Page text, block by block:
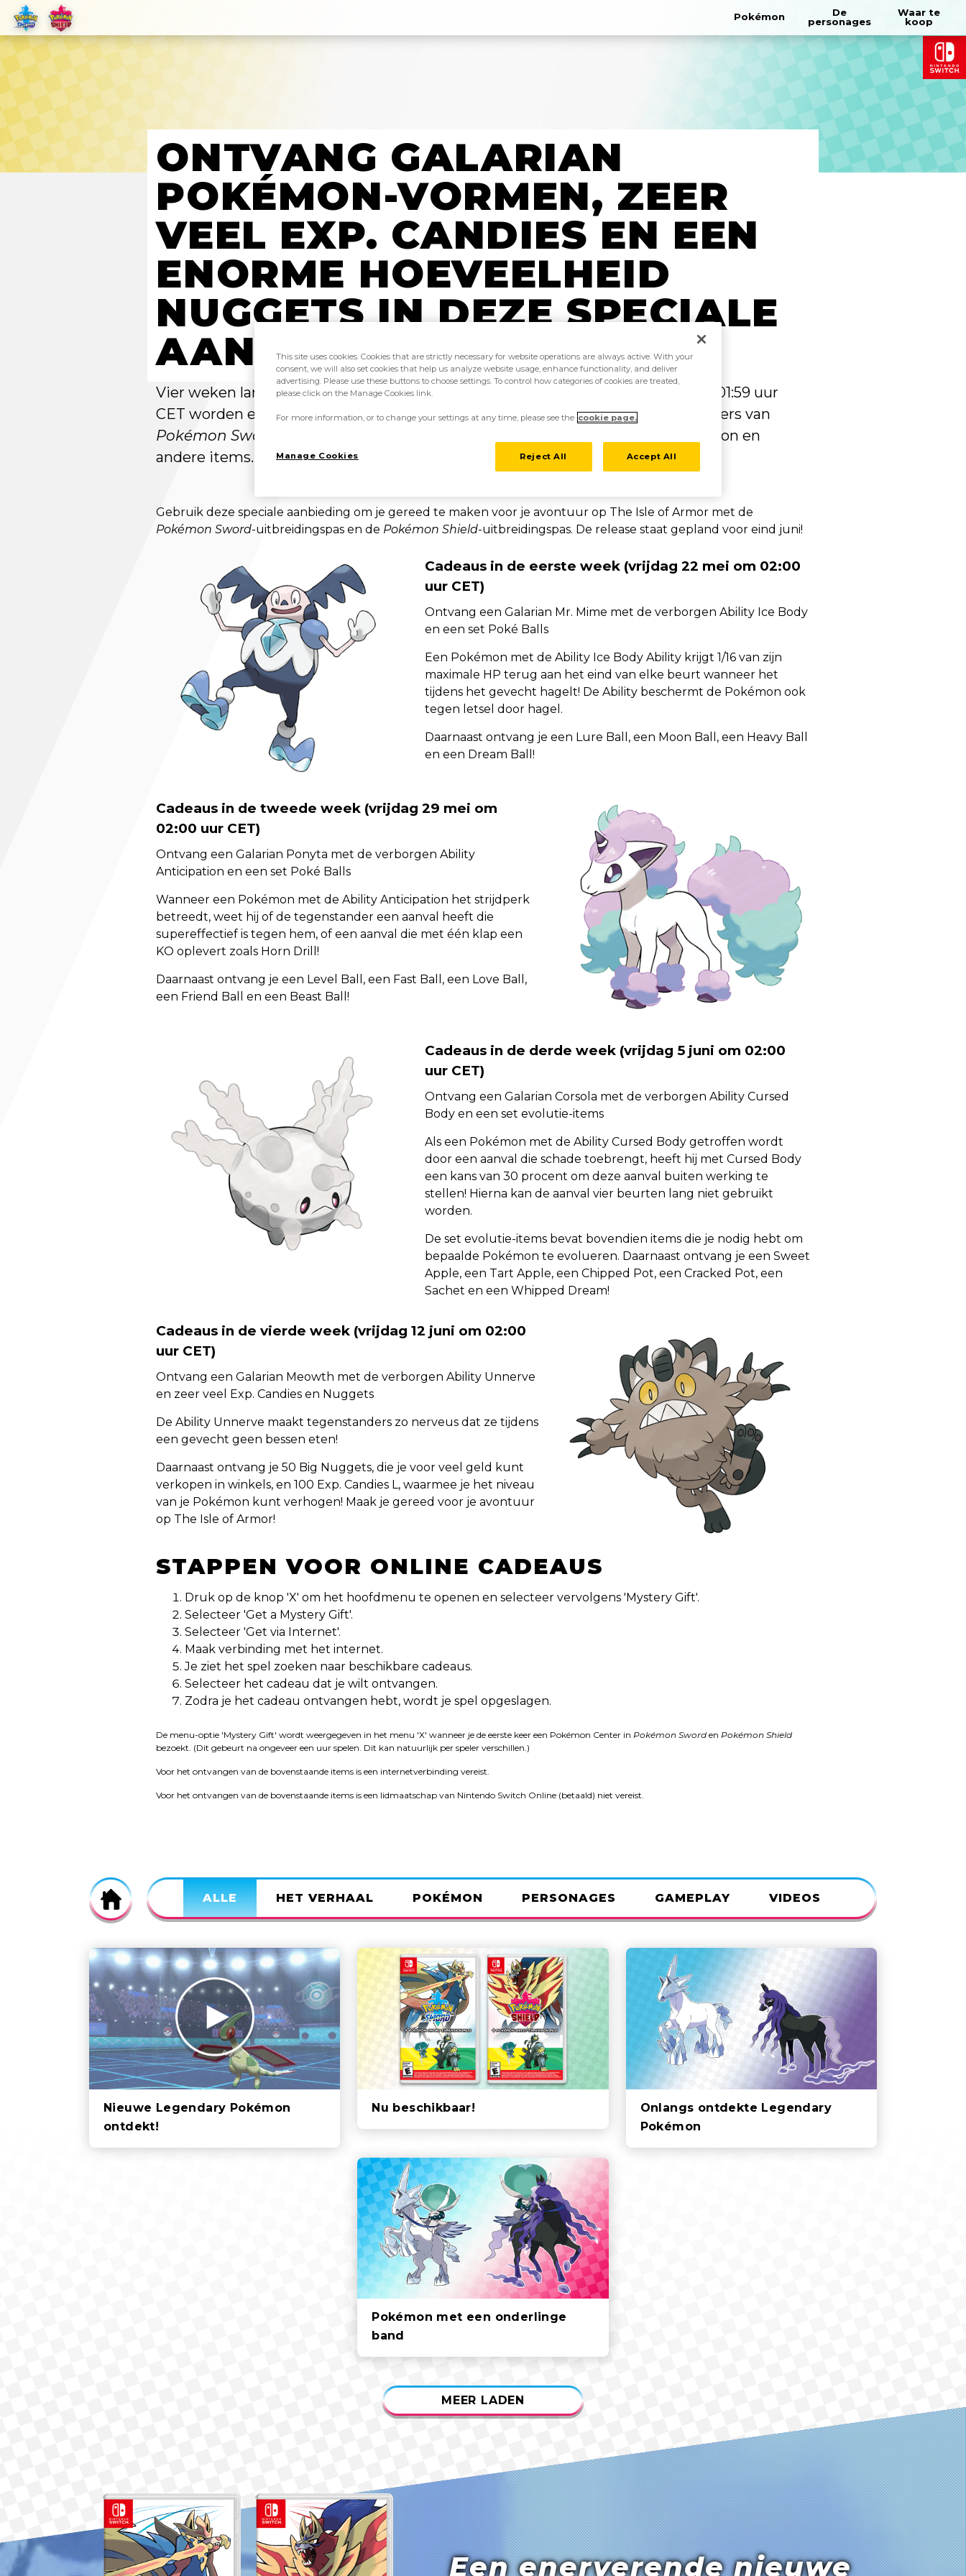
Pokémon
De
personages
Waar te
koop
ONTVANG GALARIAN
POKÉMON-VORMEN, ZEER
VEEL EXP. CANDIES EN EEN
ENORME HOEVEELHEID
NUGGETS IN DEZE SPECIALE
AANBIEDING!
Vier weken lang van vrijdag 22 mei om 02:00 uur CET tot woensdag 17 juni om 01:59 uur
CET worden er elke week Pokémon en handige items cadeau gegeven aan spelers van
Pokémon Sword
! Elke week ontvang je een andere Pokémon en
andere items. Probeer ze dus allemaal te bemachtigen!
Gebruik deze speciale aanbieding om je gereed te maken voor je avontuur op The Isle of Armor met de
Pokémon Sword-uitbreidingspas en de Pokémon Shield-uitbreidingspas. De release staat gepland voor eind juni!
Cadeaus in de eerste week (vrijdag 22 mei om 02:00
uur CET)
Ontvang een Galarian Mr. Mime met de verborgen Ability Ice Body
en een set Poké Balls
Een Pokémon met de Ability Ice Body Ability krijgt 1/16 van zijn
maximale HP terug aan het eind van elke beurt wanneer het
tijdens het gevecht hagelt! De Ability beschermt de Pokémon ook
tegen letsel door hagel.
Daarnaast ontvang je een Lure Ball, een Moon Ball, een Heavy Ball
en een Dream Ball!
Cadeaus in de tweede week (vrijdag 29 mei om
02:00 uur CET)
Ontvang een Galarian Ponyta met de verborgen Ability
Anticipation en een set Poké Balls
Wanneer een Pokémon met de Ability Anticipation het strijdperk
betreedt, weet hij of de tegenstander een aanval heeft die
supereffectief is tegen hem, of een aanval die met één klap een
KO oplevert zoals Horn Drill!
Daarnaast ontvang je een Level Ball, een Fast Ball, een Love Ball,
een Friend Ball en een Beast Ball!
Cadeaus in de derde week (vrijdag 5 juni om 02:00
uur CET)
Ontvang een Galarian Corsola met de verborgen Ability Cursed
Body en een set evolutie-items
Als een Pokémon met de Ability Cursed Body getroffen wordt
door een aanval die schade toebrengt, heeft hij met Cursed Body
een kans van 30 procent om deze aanval buiten werking te
stellen! Hierna kan de aanval vier beurten lang niet gebruikt
worden.
De set evolutie-items bevat bovendien items die je nodig hebt om
bepaalde Pokémon te evolueren. Daarnaast ontvang je een Sweet
Apple, een Tart Apple, een Chipped Pot, een Cracked Pot, een
Sachet en een Whipped Dream!
Cadeaus in de vierde week (vrijdag 12 juni om 02:00
uur CET)
Ontvang een Galarian Meowth met de verborgen Ability Unnerve
en zeer veel Exp. Candies en Nuggets
De Ability Unnerve maakt tegenstanders zo nerveus dat ze tijdens
een gevecht geen bessen eten!
Daarnaast ontvang je 50 Big Nuggets, die je voor veel geld kunt
verkopen in winkels, en 100 Exp. Candies L, waarmee je het niveau
van je Pokémon kunt verhogen! Maak je gereed voor je avontuur
op The Isle of Armor!
STAPPEN VOOR ONLINE CADEAUS
Druk op de knop 'X' om het hoofdmenu te openen en selecteer vervolgens 'Mystery Gift'.
Selecteer 'Get a Mystery Gift'.
Selecteer 'Get via Internet'.
Maak verbinding met het internet.
Je ziet het spel zoeken naar beschikbare cadeaus.
Selecteer het cadeau dat je wilt ontvangen.
Zodra je het cadeau ontvangen hebt, wordt je spel opgeslagen.
De menu-optie 'Mystery Gift' wordt weergegeven in het menu 'X' wanneer je de eerste keer een Pokémon Center inPokémon Sword enPokémon Shield
bezoekt. (Dit gebeurt na ongeveer een uur spelen. Dit kan natuurlijk per speler verschillen.)
Voor het ontvangen van de bovenstaande items is een internetverbinding vereist.
Voor het ontvangen van de bovenstaande items is een lidmaatschap van Nintendo Switch Online (betaald) niet vereist.
Home ALLE HET VERHAAL POKÉMON PERSONAGES GAMEPLAY VIDEOS
Nieuwe Legendary Pokémon
ontdekt!
Nu beschikbaar!
Onlangs ontdekte Legendary
Pokémon
Pokémon met een onderlinge
band
MEER LADEN
Een enerverende nieuwe
This site uses cookies. Cookies that are strictly necessary for website operations are always active. With your
consent, we will also set cookies that help us analyze website usage, enhance functionality, and deliver
advertising. Please use these buttons to choose settings. To control how categories of cookies are treated,
please click on the Manage Cookies link.
For more information, or to change your settings at any time, please see the cookie page.
Manage Cookies Reject All Accept All